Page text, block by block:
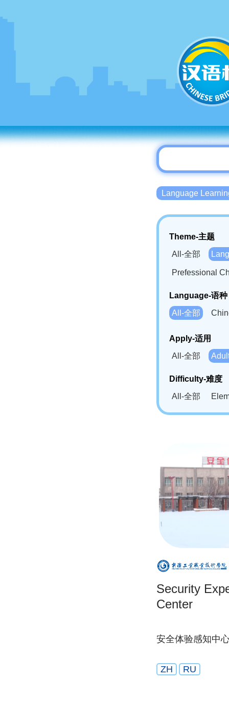
Language
Theme-主题
All-全部
Prefessional
Language-语种
All-全部
Bahasa
Swahili(SW)-
Apply-适用
All-全部
Difficulty-难度
All-全部
Security
Center
安全体验感知中
ZH RU